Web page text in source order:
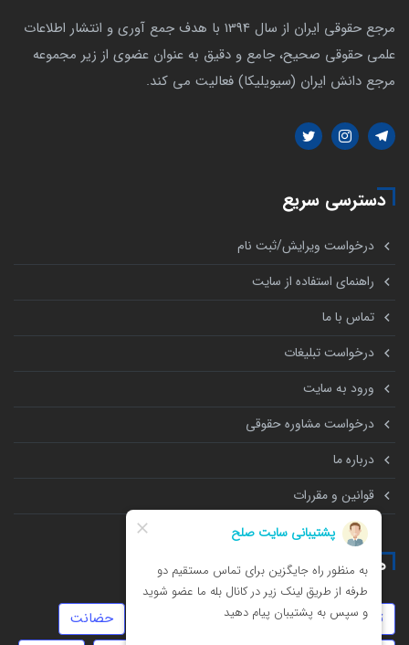
مرجع حقوقی ایران از سال 1394 با هدف جمع آوری و انتشار اطلاعات
علمی حقوقی صحیح، جامع و دقیق به عنوان عضوی از زیر مجموعه
مرجع دانش ایران (سیویلیکا) فعالیت می کند.
دسترسی سریع
درخواست ویرایش/ثبت نام
راهنمای استفاده از سایت
تماس با ما
درخواست تبلیغات
ورود به سایت
درخواست مشاوره حقوقی
درباره ما
قوانین و مقررات
همه چیز درباره
ثبت شرکت جعل سفته
حضانت